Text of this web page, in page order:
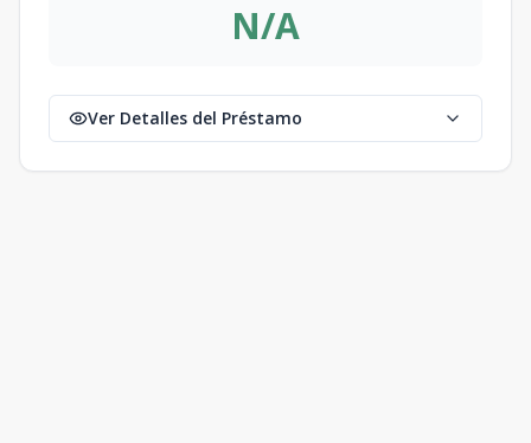
N/A
Ver Detalles del Préstamo